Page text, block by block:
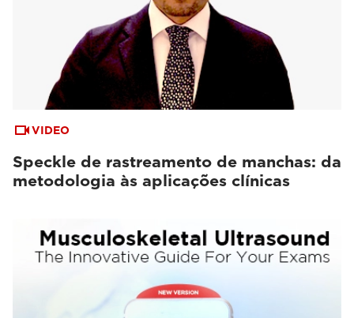
VIDEO
Speckle de rastreamento de manchas: da
metodologia às aplicações clínicas